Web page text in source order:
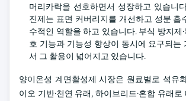
머리카락을 선호하면서 성장하고 있습니
진제는 표면 커버리지를 개선하고 성분 흡
수적인 역할을 하고 있습니다. 부식 방지제
호 기능과 기능성 향상이 동시에 요구되는
서 그 활용이 넓어지고 있습니다.
양이온성 계면활성제 시장은 원료별로 석유
이오 기반·천연 유래, 하이브리드·혼합 유래